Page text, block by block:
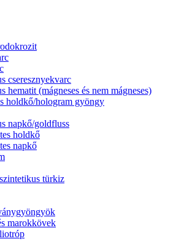
cseresznyekvarc
hematit (mágneses és nem mágneses)
holdkő/hologram gyöngy
napkő/goldfluss
holdkő
napkő
türkiz
marokkövek